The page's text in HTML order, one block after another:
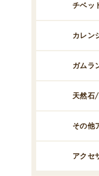
チベッ
カレン
ガムラ
天然石
その他
アクセ